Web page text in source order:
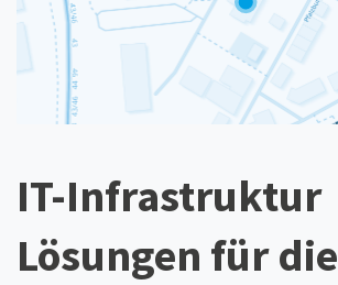
IT-Infrastruktur
Lösungen für die